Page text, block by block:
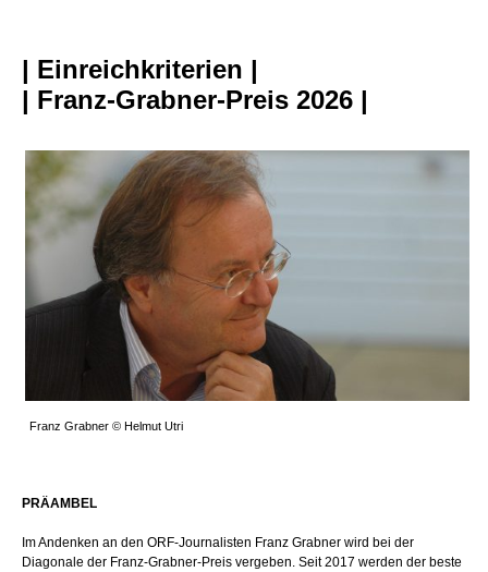
| Einreichkriterien |
| Franz-Grabner-Preis 2026 |
Franz Grabner © Helmut Utri
PRÄAMBEL
Im Andenken an den ORF-Journalisten Franz Grabner wird bei der
Diagonale der Franz-Grabner-Preis vergeben. Seit 2017 werden der beste